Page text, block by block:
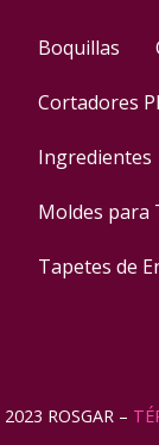
Boquillas
Cortadores
Ingredientes
Moldes para
Tapetes de
ROSGAR –